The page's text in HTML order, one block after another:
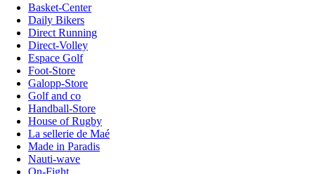
Basket-Center
Daily Bikers
Direct Running
Direct-Volley
Espace Golf
Foot-Store
Galopp-Store
Golf and co
Handball-Store
House of Rugby
La sellerie de Maé
Made in Paradis
Nauti-wave
On-Fight